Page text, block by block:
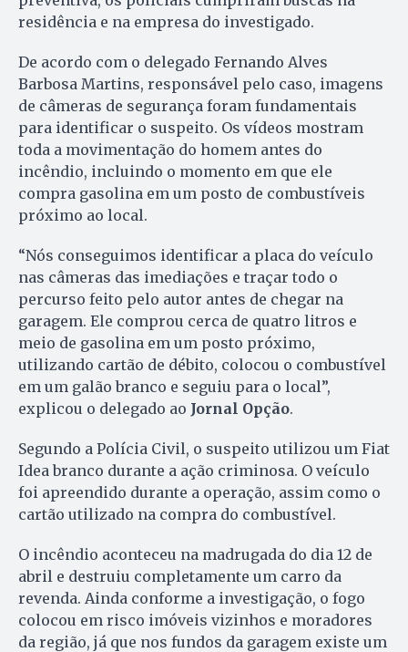
residência e na empresa do investigado.
De acordo com o delegado Fernando Alves
Barbosa Martins, responsável pelo caso, imagens
de câmeras de segurança foram fundamentais
para identificar o suspeito. Os vídeos mostram
toda a movimentação do homem antes do
incêndio, incluindo o momento em que ele
compra gasolina em um posto de combustíveis
próximo ao local.
“Nós conseguimos identificar a placa do veículo
nas câmeras das imediações e traçar todo o
percurso feito pelo autor antes de chegar na
garagem. Ele comprou cerca de quatro litros e
meio de gasolina em um posto próximo,
utilizando cartão de débito, colocou o combustível
em um galão branco e seguiu para o local”,
explicou o delegado ao Jornal Opção.
Segundo a Polícia Civil, o suspeito utilizou um Fiat
Idea branco durante a ação criminosa. O veículo
foi apreendido durante a operação, assim como o
cartão utilizado na compra do combustível.
O incêndio aconteceu na madrugada do dia 12 de
abril e destruiu completamente um carro da
revenda. Ainda conforme a investigação, o fogo
colocou em risco imóveis vizinhos e moradores
da região, já que nos fundos da garagem existe um